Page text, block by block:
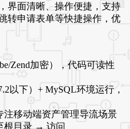
界面清晰、操作便捷，支持
转申请表单等快捷操作，优
Zend加密），代码可读性
以下）+ MySQL环境运行，
注移动端资产管理导流场景
根目录 → 访问